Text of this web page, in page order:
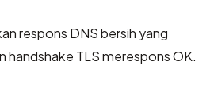
respons DNS bersih yang
TLS merespons OK.